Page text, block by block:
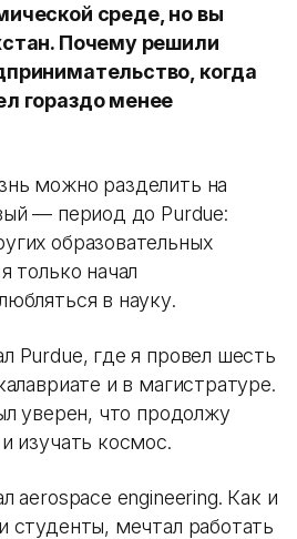
среде, но вы
Почему решили
когда
гораздо менее
можно разделить на
— период до Purdue:
образовательных
только начал
в науку.
Purdue, где я провел шесть
и в магистратуре.
уверен, что продолжу
изучать космос.
aerospace engineering. Как и
студенты, мечтал работать